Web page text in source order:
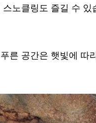
노클링도 즐길 수 있
른 공간은 햇빛에 따